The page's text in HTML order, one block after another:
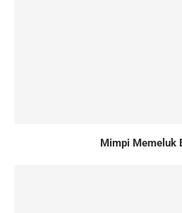
Mimpi Memeluk